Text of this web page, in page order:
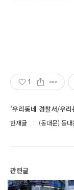
1
'우리동네 경찰서/우
현재글 (동대문) 동
관련글